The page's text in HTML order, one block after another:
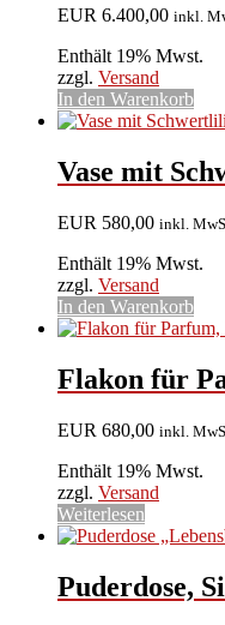
EUR 6.400,00 inkl.
Enthält 19% Mwst.
zzgl. Versand
In den Warenkorb
Vase mit
EUR 580,00 inkl.
Enthält 19% Mwst.
zzgl. Versand
In den Warenkorb
Flakon für
EUR 680,00 inkl.
Enthält 19% Mwst.
zzgl. Versand
Weiterlesen
Puderdose,